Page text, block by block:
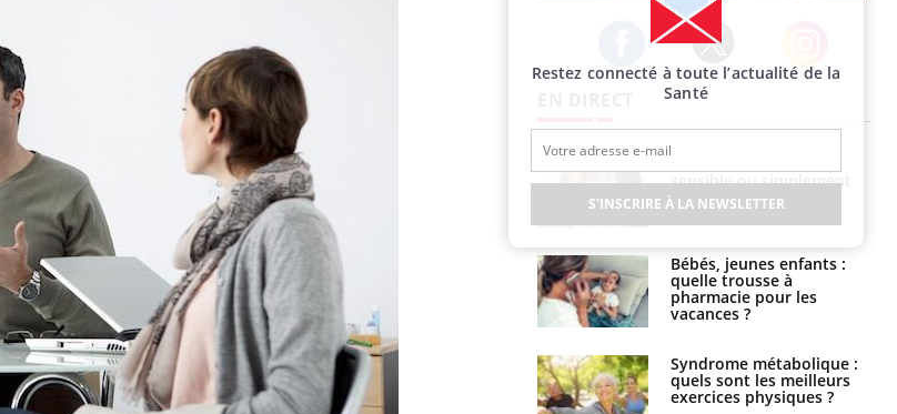
Facebook Twitter Instagram
Vélo : et si vos douleurs
n’étaient pas liées à
l’effort ?
Les crises d’angoisse
peuvent-elles survenir
sans raison apparente ?
Fatigue en vacances :
normal ou signe d’une
maladie ?
Éclipse solaire du 12 août
: “Des verres adaptés,
la santé des yeux”
Les troubles du sommeil
modifient votre cerveau !
sensible ou simplement
très empathique ?
Bébés, jeunes enfants :
quelle trousse à
pharmacie pour les
vacances ?
Syndrome métabolique :
quels sont les meilleurs
exercices physiques ?
Restez connecté à toute l’actualité de la
Santé
S'INSCRIRE À LA NEWSLETTER